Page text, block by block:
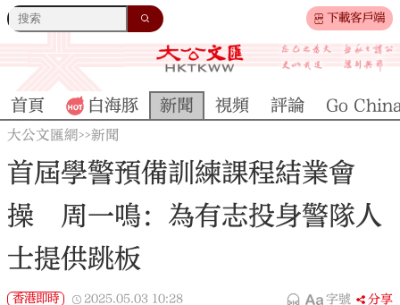
下載客戶端
首頁 白海豚 新聞 視頻 評論 Go
大公文匯網>>新聞
首屆學警預備訓練課程結業會
操 周一鳴：為有志投身警隊人
士提供跳板
香港即時 2025.05.03 10:28 字號 分享